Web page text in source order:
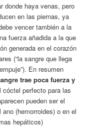
donde haya venas, pero
en las piernas, ya
vencer también a la
fuerza añadida a la que
generada en el corazón
(“la sangre que llega
En resumen
trae poca fuerza y
cóctel perfecto para las
pueden ser el
(hemorroides) o en el
hepáticos)